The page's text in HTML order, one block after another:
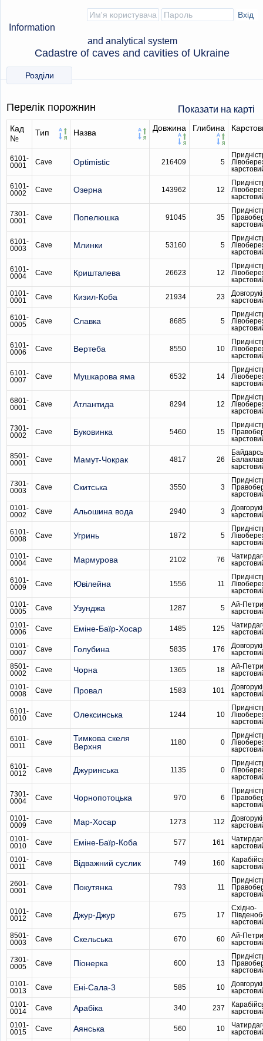
Information
and analytical system
Cadastre of caves and cavities of Ukraine
Розділи
Перелік порожнин Показати на карті
Кад
№
Тип Назва Довжина Глибина
6101-
0001
Cave Optimistic 216409 5
6101-
0002
Cave Озерна 143962 12
7301-
0001
Cave Попелюшка 91045 35
6101-
0003
Cave Млинки 53160 5
6101-
0004
Cave Кришталева 26623 12
0101-
0001
Cave Кизил-Коба 21934 23
6101-
0005
Cave Славка 8685 5
6101-
0006
Cave Вертеба 8550 10
6101-
0007
Cave Мушкарова яма 6532 14
6801-
0001
Cave Атлантида 8294 12
7301-
0002
Cave Буковинка 5460 15
8501-
0001
Cave Мамут-Чокрак 4817 26
7301-
0003
Cave Скитська 3550 3
0101-
0002
Cave Альошина вода 2940 3
6101-
0008
Cave Угринь 1872 5
0101-
0004
Cave Мармурова 2102 76
6101-
0009
Cave Ювілейна 1556 11
0101-
0005
Cave Узунджа 1287 5
Ай-
0101-
0006
Cave Еміне-Баїр-Хосар 1485 125
0101-
0007
Cave Голубина 5835 176
8501-
0002
Cave Чорна 1365 18
Ай-
0101-
0008
Cave Провал 1583 101
6101-
0010
Cave Олексинська 1244 10
6101-
0011
Cave
Тимкова скеля
Верхня
1180 0
6101-
0012
Cave Джуринська 1135 0
7301-
0004
Cave Чорнопотоцька 970 6
0101-
0009
Cave Мар-Хосар 1273 112
0101-
0010
Cave Еміне-Баїр-Коба 577 161
0101-
0011
Cave Відважний суслик 749 160
2601-
0001
Cave Покутянка 793 11
0101-
0012
Cave Джур-Джур 675 17
Східно-
8501-
0003
Cave Скельська 670 60
Ай-
7301-
0005
Cave Піонерка 600 13
0101-
0013
Cave Ені-Сала-3 585 10
0101-
0014
Cave Арабіка 340 237
0101-
0015
Cave Аянська 560 10